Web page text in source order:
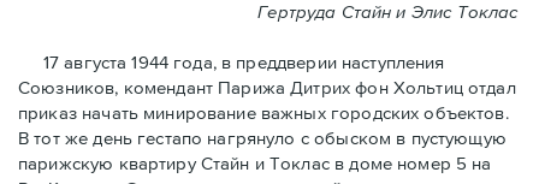
Гертруда Стайн и Элис Токлас
17 августа 1944 года, в преддверии наступления
Союзников, комендант Парижа Дитрих фон Хольтиц отдал
приказ начать минирование важных городских объектов.
В тот же день гестапо нагрянуло с обыском в пустующую
парижскую квартиру Стайн и Токлaс в домe номер 5 на